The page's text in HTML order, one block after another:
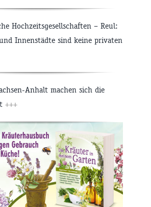
Hochzeitsgesellschaften – Reul:
Innenstädte sind keine privaten
Anhalt machen sich die
+++